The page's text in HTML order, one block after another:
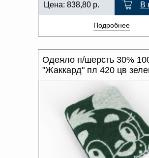
Цена: 838,80 р. В
Подробнее
Одеяло п/шерсть 30%
"Жаккард" пл 420 цв